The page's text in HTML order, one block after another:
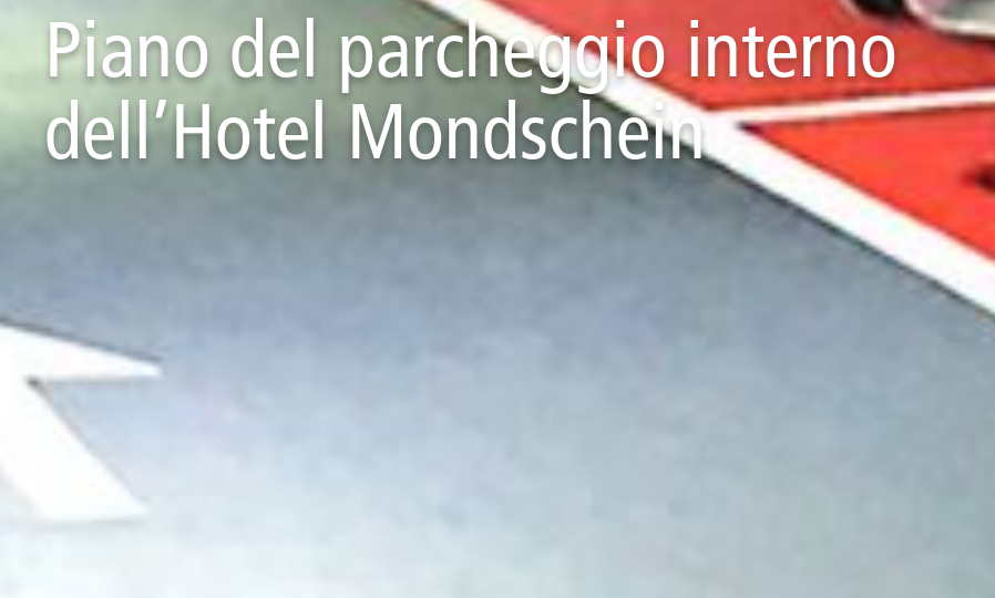
Piano del parcheggio interno
dell’Hotel Mondschein